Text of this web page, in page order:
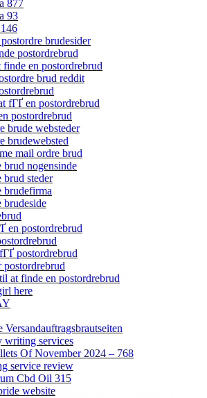
877
93
brudesider
postordrebrud
finde en postordrebrud
brud reddit
fГҐ en postordrebrud
postordrebrud
brude websteder
brudewebsted
mail ordre brud
brud nogensinde
brud steder
brudefirma
brudeside
en postordrebrud
postordrebrud
postordrebrud
at finde en postordrebrud
here
writing services
Of November 2024 – 768
service review
Cbd Oil 315
website